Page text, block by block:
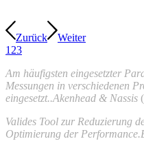
Zurück
Weiter
1 23
Am häufigsten eingesetzter
Messungen in verschiedenen
eingesetzt..Akenhead & Nassis
Valides Tool zur Reduzierung
Optimierung der Performance.